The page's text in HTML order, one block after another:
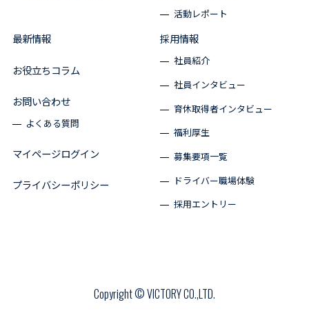
活動レポート
最新情報
お役立ちコラム
お問い合わせ
よくある質問
マイページログイン
プライバシーポリシー
採用情報
社員紹介
社員インタビュー
育休取得者インタビュー
福利厚生
募集要項一覧
ドライバー職場体験
採用エントリー
Copyright © VICTORY CO.,LTD.